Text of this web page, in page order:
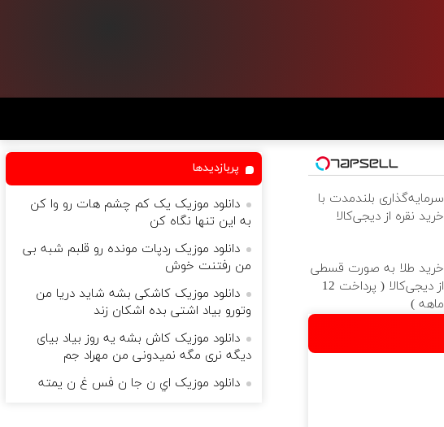
سرمایه‌گذاری بلندمدت با
خرید نقره از دیجی‌کالا
خرید طلا به صورت قسطی
از دیجی‌کالا ( پرداخت 12
ماهه )
پربازدیدها
دانلود موزیک یک کم چشم هات رو وا کن
به این تنها نگاه کن
دانلود موزیک ردپات مونده رو قلبم شبه بی
من رفتنت خوش
دانلود موزیک کاشکی بشه شاید دریا من
وتورو بیاد اشتی بده اشکان زند
دانلود موزیک کاش بشه یه روز بیاد بیای
دیگه نری مگه نمیدونی من مهراد جم
دانلود موزیک اي ن جا ن فس غ ن يمته